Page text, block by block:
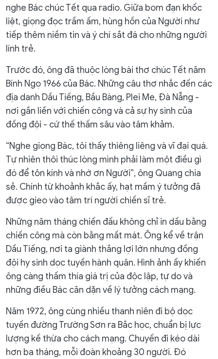
nghe Bác chúc Tết qua radio. Giữa bom đạn khốc
liệt, giọng đọc trầm ấm, hùng hồn của Người như
tiếp thêm niềm tin và ý chí sắt đá cho những người
lính trẻ.
Trước đó, ông đã thuộc lòng bài thơ chúc Tết năm
Bính Ngọ 1966 của Bác. Những câu thơ nhắc đến các
địa danh Dầu Tiếng, Bầu Bàng, Plei Me, Đà Nẵng -
nơi gắn liền với chiến công và cả sự hy sinh của
đồng đội - cứ thế thấm sâu vào tâm khảm.
“Nghe giọng Bác, tôi thấy thiêng liêng và vĩ đại quá.
Tự nhiên thôi thúc lòng mình phải làm một điều gì
đó để tôn kính và nhớ ơn Người”, ông Quang chia
sẻ. Chính từ khoảnh khắc ấy, hạt mầm ý tưởng đã
được gieo vào tâm trí người chiến sĩ trẻ.
Những năm tháng chiến đấu không chỉ in dấu bằng
chiến công mà còn bằng mất mát. Ông kể về trận
Dầu Tiếng, nơi ta giành thắng lợi lớn nhưng đồng
đội hy sinh dọc tuyến hành quân. Hình ảnh ấy khiến
ông càng thấm thía giá trị của độc lập, tự do và
những điều Bác căn dặn về lý tưởng cách mạng.
Năm 1972, ông cùng nhiều thanh niên đi bộ dọc
tuyến đường Trường Sơn ra Bắc học, chuẩn bị lực
lượng kế thừa cho cách mạng. Chuyến đi kéo dài
hơn ba tháng, mỗi đoàn khoảng 30 người. Đó